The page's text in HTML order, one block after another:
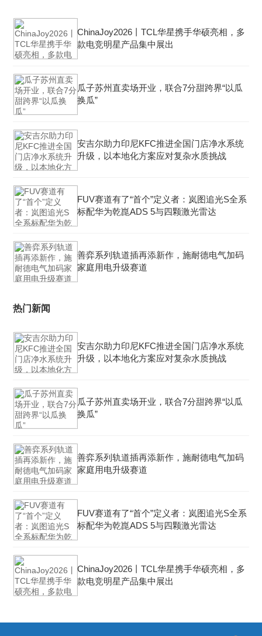
ChinaJoy2026丨TCL华星携手华硕亮相，多
款电竞明星产品集中展出
瓜子苏州直卖场开业，联合7分甜跨界“以瓜
换瓜”
安吉尔助力印尼KFC推进全国门店净水系统
升级，以本地化方案应对复杂水质挑战
FUV赛道有了“首个”定义者：岚图追光S全系
标配华为乾崑ADS 5与四颗激光雷达
善弈系列轨道插再添新作，施耐德电气加码
家庭用电升级赛道
热门新闻
安吉尔助力印尼KFC推进全国门店净水系统
升级，以本地化方案应对复杂水质挑战
瓜子苏州直卖场开业，联合7分甜跨界“以瓜
换瓜”
善弈系列轨道插再添新作，施耐德电气加码
家庭用电升级赛道
FUV赛道有了“首个”定义者：岚图追光S全系
标配华为乾崑ADS 5与四颗激光雷达
ChinaJoy2026丨TCL华星携手华硕亮相，多
款电竞明星产品集中展出